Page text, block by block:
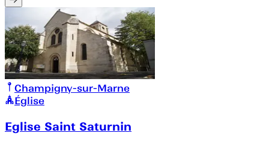
Champigny-sur-Marne
Église
Eglise Saint Saturnin